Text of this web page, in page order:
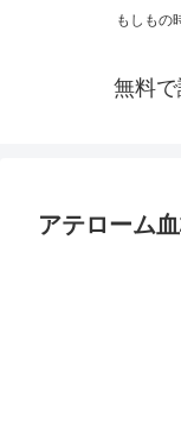
もしもの
無料
アテローム